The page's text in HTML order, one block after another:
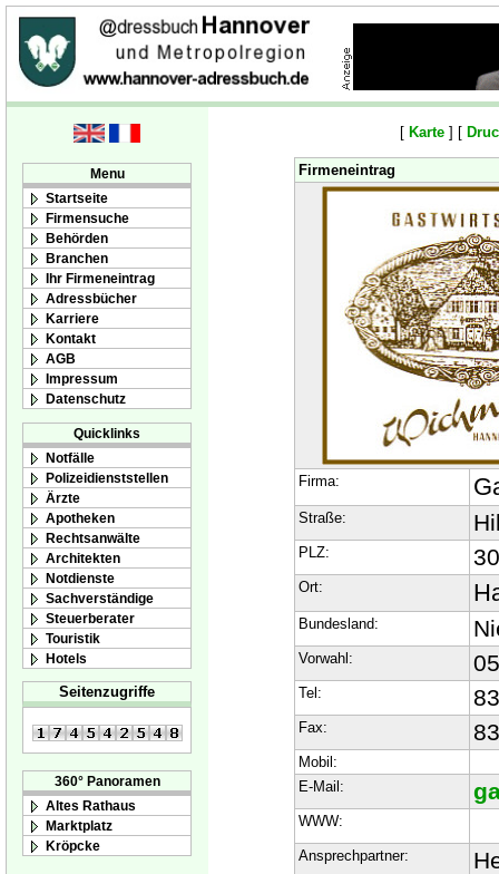
Menu
Startseite
Firmensuche
Behörden
Branchen
Ihr Firmeneintrag
Adressbücher
Karriere
Kontakt
AGB
Impressum
Datenschutz
Quicklinks
Notfälle
Polizeidienststellen
Ärzte
Apotheken
Rechtsanwälte
Architekten
Notdienste
Sachverständige
Steuerberater
Touristik
Hotels
Seitenzugriffe
360° Panoramen
Altes Rathaus
Marktplatz
Kröpcke
[ Karte ] [
Firmeneintrag
Firma:
Straße:
PLZ:
Ort:
Bundesland:
Vorwahl:
Tel:
Fax:
Mobil:
E-Mail:
WWW:
Ansprechpartner: